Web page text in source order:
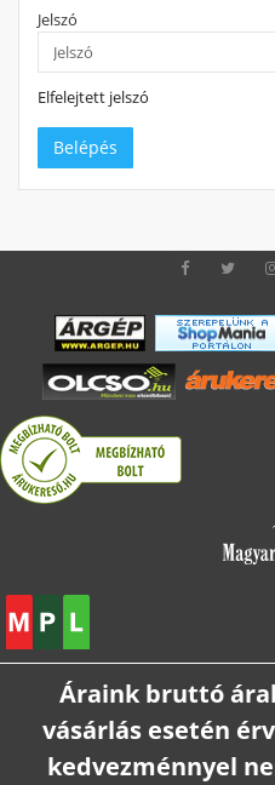
Jelszó
Elfelejtett jelszó
Áraink bruttó
vásárlás esetén
kedvezménnyel